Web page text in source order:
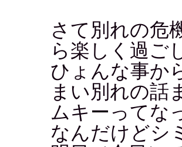
さて別れの危
ら楽しく過ご
ひょんな事か
まい別れの話
ムキーってな
なんだけどシ